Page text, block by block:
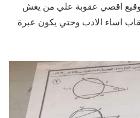
توقيع اقصي عقوبة علي من يغش
اساء الادب وحتي يكون عبرة